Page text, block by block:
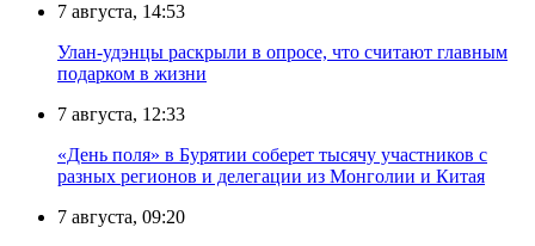
7 августа, 14:53
Улан-удэнцы раскрыли в опросе, что считают главным
подарком в жизни
7 августа, 12:33
«День поля» в Бурятии соберет тысячу участников с
разных регионов и делегации из Монголии и Китая
7 августа, 09:20